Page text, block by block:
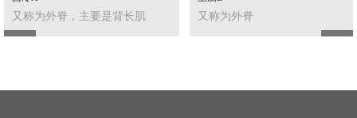
又称为外脊，主要是背长肌 又称为外脊